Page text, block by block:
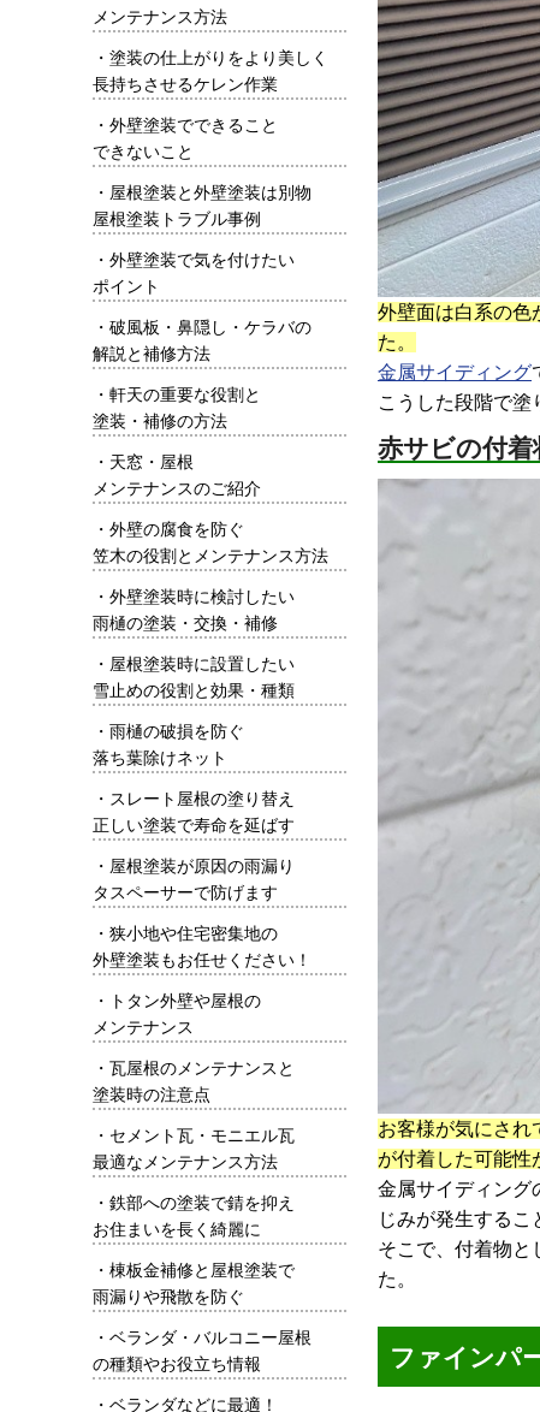
メンテナンス方法
・ 塗装の仕上がりをより美しく
長持ちさせるケレン作業
・ 外壁塗装でできること
できないこと
・ 屋根塗装と外壁塗装は別物
屋根塗装トラブル事例
・ 外壁塗装で気を付けたい
ポイント
・ 破風板・鼻隠し・ケラバの
解説と補修方法
・ 軒天の重要な役割と
塗装・補修の方法
・ 天窓・屋根
メンテナンスのご紹介
・ 外壁の腐食を防ぐ
笠木の役割とメンテナンス方法
・ 外壁塗装時に検討したい
雨樋の塗装・交換・補修
・ 屋根塗装時に設置したい
雪止めの役割と効果・種類
・ 雨樋の破損を防ぐ
落ち葉除けネット
・ スレート屋根の塗り替え
正しい塗装で寿命を延ばす
・ 屋根塗装が原因の雨漏り
タスペーサーで防げます
・ 狭小地や住宅密集地の
外壁塗装もお任せください！
・
トタン外壁や屋根の
メンテナンス
・ 瓦屋根のメンテナンスと
塗装時の注意点
・ セメント瓦・モニエル瓦
最適なメンテナンス方法
・ 鉄部への塗装で錆を抑え
お住まいを長く綺麗に
・ 棟板金補修と屋根塗装で
雨漏りや飛散を防ぐ
・ ベランダ・バルコニー屋根
の種類やお役立ち情報
・ ベランダなどに最適！
外壁面は白系の色
た。
金属サイディング
こうした段階で塗
赤サビの付
お客様が気にされ
が付着した可能性
金属サイディング
じみが発生するこ
そこで、付着物と
た。
ファインパ